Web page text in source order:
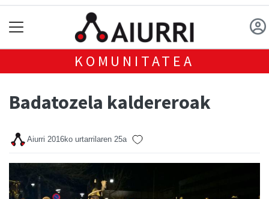
KOMUNITATEA
Badatozela kaldereroak
Aiurri 2016ko urtarrilaren 25a